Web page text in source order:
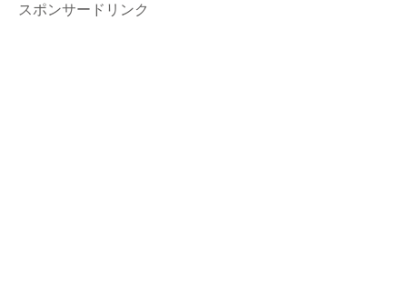
スポンサードリンク